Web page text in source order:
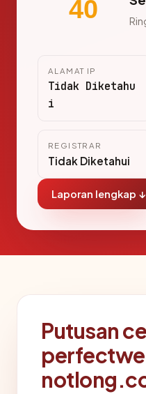
40
ALAMAT IP
Tidak Diketahu
i
REGISTRAR
Tidak Diketahui
Laporan lengkap ↓
Putusan